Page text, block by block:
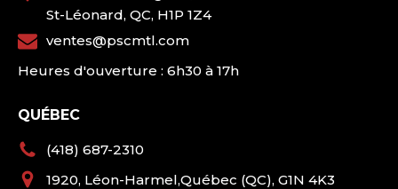
St-Léonard, QC, H1P 1Z4
ventes@pscmtl.com
Heures d'ouverture : 6h30 à 17h
QUÉBEC
(418) 687-2310
1920, Léon-Harmel,Québec (QC), G1N 4K3